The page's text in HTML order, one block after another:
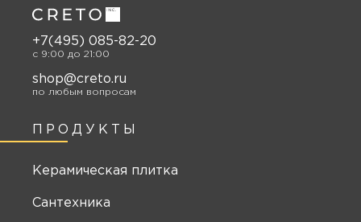
ПРОДУКТЫ
Керамическая плитка
Сантехника
+7(495) 085-82-20
c 9:00 до 21:00
shop@creto.ru
по любым вопросам